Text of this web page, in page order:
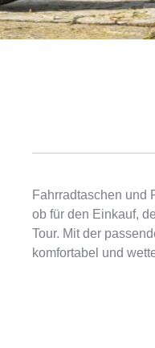
Fahrradtaschen und
ob für den Einkauf,
Tour. Mit der
komfortabel und
Ortlieb, die sich seit
leichte City-Körbe,